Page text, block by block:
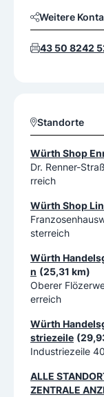
Weitere
43 50 8242
Standorte
Würth Shop
Dr. Renner-
rreich
Würth Shop
sterreich
Würth
n (25,31 km)
Oberer
erreich
Würth
striezeile
Industriezeile
ALLE
ZENTRALE